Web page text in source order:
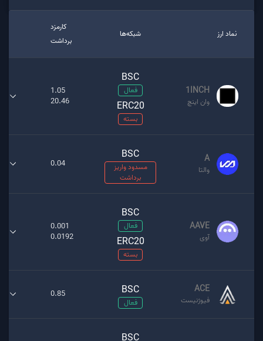
نماد ارز شبکه‌ها
کارمزد
برداشت
1INCH
وان اینچ
BSC
فعال
ERC20
بسته
1.05
20.46
A
والتا
BSC
مسدود واریز
برداشت
0.04
AAVE
آوی
BSC
فعال
ERC20
بسته
0.001
0.0192
ACE
فیوژنیست
BSC
فعال
0.85